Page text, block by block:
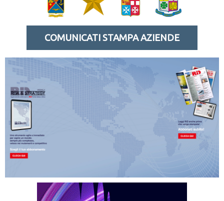
COMUNICATI STAMPA AZIENDE